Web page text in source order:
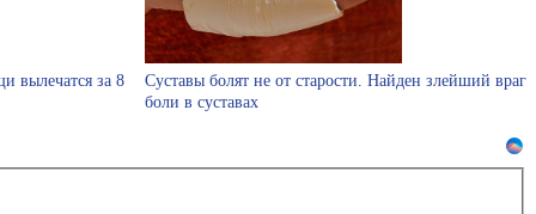
вылечатся за 8
Суставы болят не от старости. Найден злейший враг
боли в суставах